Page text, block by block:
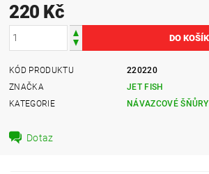
220 Kč
KÓD PRODUKTU
220220
ZNAČKA
JET FISH
KATEGORIE
NÁVAZCOVÉ ŠŇŮRY
Dotaz